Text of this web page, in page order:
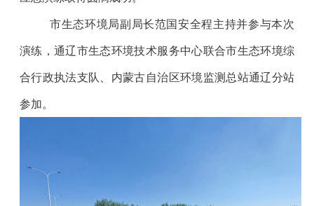
市生态环境局副局长范国安全程主持并参与本次
演练，通辽市生态环境技术服务中心联合市生态环境综
合行政执法支队、内蒙古自治区环境监测总站通辽分站
参加。